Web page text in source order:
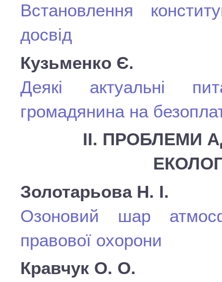
Встановлення
досвід
Кузьменко Є.
Деякі актуальні
громадянина на
ІІ. ПРОБЛЕМИ
Золотарьова Н. І.
Озоновий шар
правової охорони
Кравчук О. О.